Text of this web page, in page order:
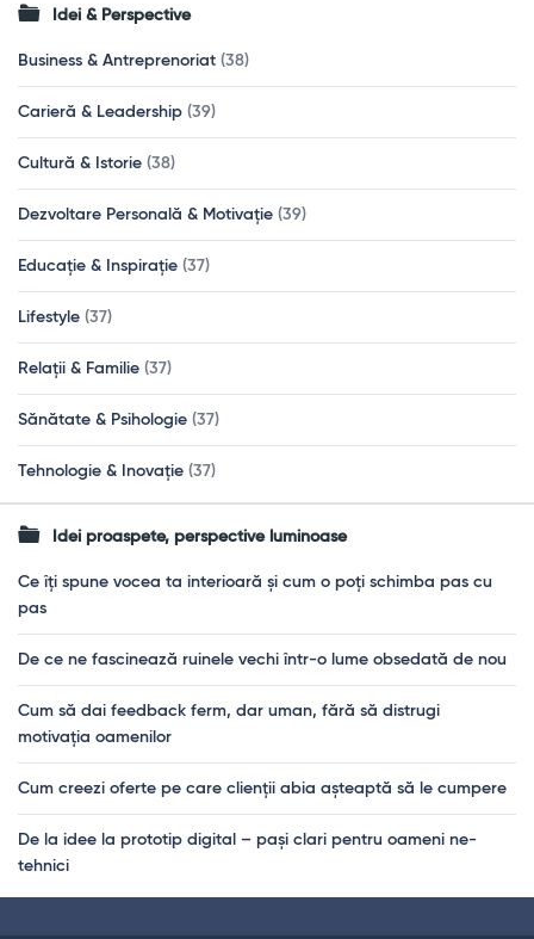
Idei & Perspective
Business & Antreprenoriat (38)
Carieră & Leadership (39)
Cultură & Istorie (38)
Dezvoltare Personală & Motivație (39)
Educație & Inspirație (37)
Lifestyle (37)
Relații & Familie (37)
Sănătate & Psihologie (37)
Tehnologie & Inovație (37)
Idei proaspete, perspective luminoase
Ce îți spune vocea ta interioară și cum o poți schimba pas cu
pas
De ce ne fascinează ruinele vechi într-o lume obsedată de nou
Cum să dai feedback ferm, dar uman, fără să distrugi
motivația oamenilor
Cum creezi oferte pe care clienții abia așteaptă să le cumpere
De la idee la prototip digital – pași clari pentru oameni ne-
tehnici